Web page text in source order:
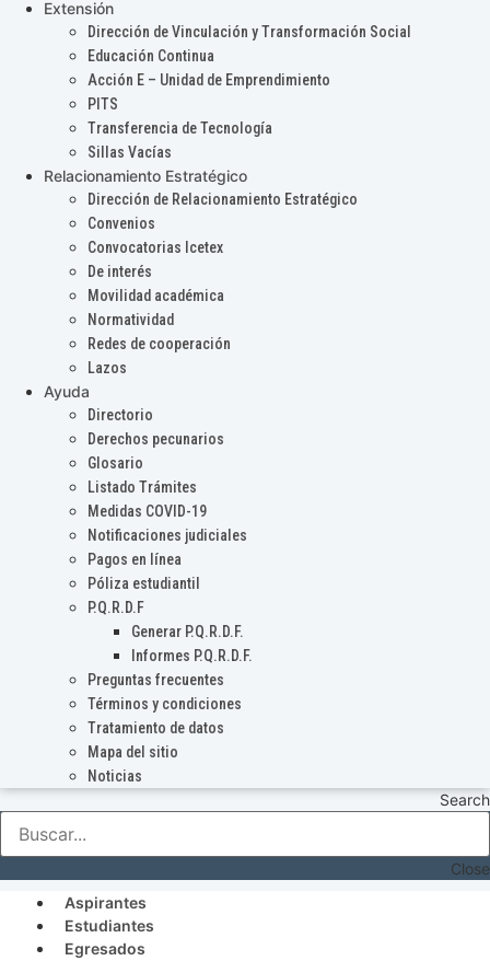
Extensión
Dirección de Vinculación y Transformación Social
Educación Continua
Acción E – Unidad de Emprendimiento
PITS
Transferencia de Tecnología
Sillas Vacías
Relacionamiento Estratégico
Dirección de Relacionamiento Estratégico
Convenios
Convocatorias Icetex
De interés
Movilidad académica
Normatividad
Redes de cooperación
Lazos
Ayuda
Directorio
Derechos pecunarios
Glosario
Listado Trámites
Medidas COVID-19
Notificaciones judiciales
Pagos en línea
Póliza estudiantil
P.Q.R.D.F
Generar P.Q.R.D.F.
Informes P.Q.R.D.F.
Preguntas frecuentes
Términos y condiciones
Tratamiento de datos
Mapa del sitio
Noticias
Search
Close
Aspirantes
Estudiantes
Egresados